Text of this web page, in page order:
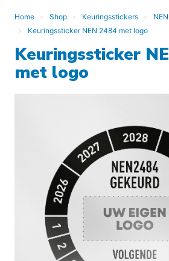
Home Shop Keuringsstickers
Keuringssticker NEN 2484 met logo
Keuringssticker
met logo